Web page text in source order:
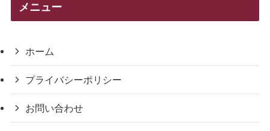
メニュー
ホーム
プライバシーポリシー
お問い合わせ